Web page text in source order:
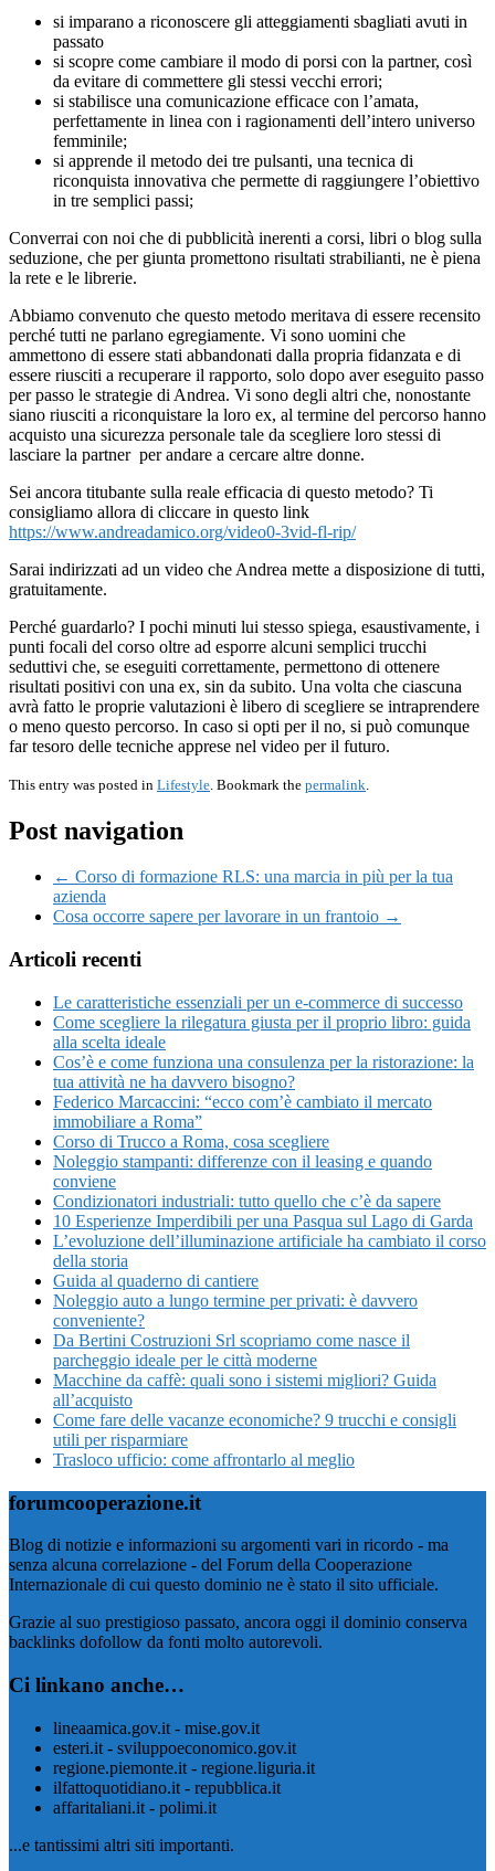
si imparano a riconoscere gli atteggiamenti sbagliati avuti in
passato
si scopre come cambiare il modo di porsi con la partner, così
da evitare di commettere gli stessi vecchi errori;
si stabilisce una comunicazione efficace con l’amata,
perfettamente in linea con i ragionamenti dell’intero universo
femminile;
si apprende il metodo dei tre pulsanti, una tecnica di
riconquista innovativa che permette di raggiungere l’obiettivo
in tre semplici passi;
Converrai con noi che di pubblicità inerenti a corsi, libri o blog sulla
seduzione, che per giunta promettono risultati strabilianti, ne è piena
la rete e le librerie.
Abbiamo convenuto che questo metodo meritava di essere recensito
perché tutti ne parlano egregiamente. Vi sono uomini che
ammettono di essere stati abbandonati dalla propria fidanzata e di
essere riusciti a recuperare il rapporto, solo dopo aver eseguito passo
per passo le strategie di Andrea. Vi sono degli altri che, nonostante
siano riusciti a riconquistare la loro ex, al termine del percorso hanno
acquisto una sicurezza personale tale da scegliere loro stessi di
lasciare la partner per andare a cercare altre donne.
Sei ancora titubante sulla reale efficacia di questo metodo? Ti
consigliamo allora di cliccare in questo link
https://www.andreadamico.org/video0-3vid-fl-rip/
Sarai indirizzati ad un video che Andrea mette a disposizione di tutti,
gratuitamente.
Perché guardarlo? I pochi minuti lui stesso spiega, esaustivamente, i
punti focali del corso oltre ad esporre alcuni semplici trucchi
seduttivi che, se eseguiti correttamente, permettono di ottenere
risultati positivi con una ex, sin da subito. Una volta che ciascuna
avrà fatto le proprie valutazioni è libero di scegliere se intraprendere
o meno questo percorso. In caso si opti per il no, si può comunque
far tesoro delle tecniche apprese nel video per il futuro.
This entry was posted in Lifestyle . Bookmark the permalink
Post navigation
← Corso di formazione RLS: una marcia in più per la tua
azienda
Cosa occorre sapere per lavorare in un frantoio →
Articoli recenti
Le caratteristiche essenziali per un e-commerce di successo
Come scegliere la rilegatura giusta per il proprio libro: guida
alla scelta ideale
Cos’è e come funziona una consulenza per la ristorazione: la
tua attività ne ha davvero bisogno?
Federico Marcaccini: “ecco com’è cambiato il mercato
immobiliare a Roma”
Corso di Trucco a Roma, cosa scegliere
Noleggio stampanti: differenze con il leasing e quando
conviene
Condizionatori industriali: tutto quello che c’è da sapere
10 Esperienze Imperdibili per una Pasqua sul Lago di Garda
L’evoluzione dell’illuminazione artificiale ha cambiato il corso
della storia
Guida al quaderno di cantiere
Noleggio auto a lungo termine per privati: è davvero
conveniente?
Da Bertini Costruzioni Srl scopriamo come nasce il
parcheggio ideale per le città moderne
Macchine da caffè: quali sono i sistemi migliori? Guida
all’acquisto
Come fare delle vacanze economiche? 9 trucchi e consigli
utili per risparmiare
Trasloco ufficio: come affrontarlo al meglio
forumcooperazione.it
Blog di notizie e informazioni su argomenti vari in ricordo - ma
senza alcuna correlazione - del Forum della Cooperazione
Internazionale di cui questo dominio ne è stato il sito ufficiale.
Grazie al suo prestigioso passato, ancora oggi il dominio conserva
backlinks dofollow da fonti molto autorevoli.
Ci linkano anche…
lineaamica.gov.it - mise.gov.it
esteri.it - sviluppoeconomico.gov.it
regione.piemonte.it - regione.liguria.it
ilfattoquotidiano.it - repubblica.it
affaritaliani.it - polimi.it
...e tantissimi altri siti importanti.